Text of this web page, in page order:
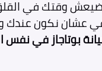
وقتك في
عشان نكون عندك
بوتاجاز في نفس